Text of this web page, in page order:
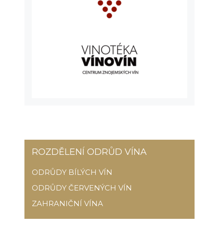
ROZDĚLENÍ ODRŮD VÍNA
ODRŮDY BÍLÝCH VÍN
ODRŮDY ČERVENÝCH VÍN
ZAHRANIČNÍ VÍNA